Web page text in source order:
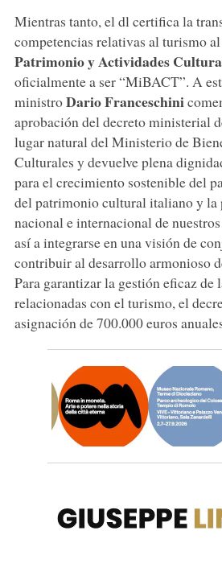
Mientras tanto, el dl certifica la
competencias relativas al turismo al
Patrimonio y Actividades
oficialmente a ser “MiBACT”. A
ministroDario Franceschini
aprobación del decreto ministerial
lugar natural del Ministerio de
Culturales y devuelve plena
para el crecimiento sostenible del
del patrimonio cultural italiano y
nacional e internacional de
así a integrarse en una visión de
contribuir al desarrollo armonioso
Para garantizar la gestión eficaz de
relacionadas con el turismo, el
asignación de 700.000 euros